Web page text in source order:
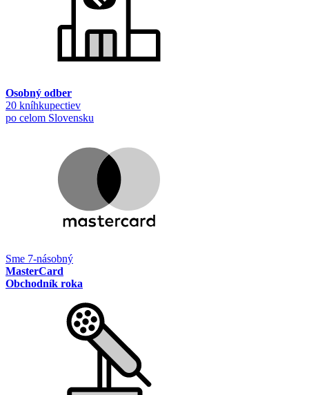
Osobný odber
20 kníhkupectiev
po celom Slovensku
Sme 7-násobný
MasterCard
Obchodník roka